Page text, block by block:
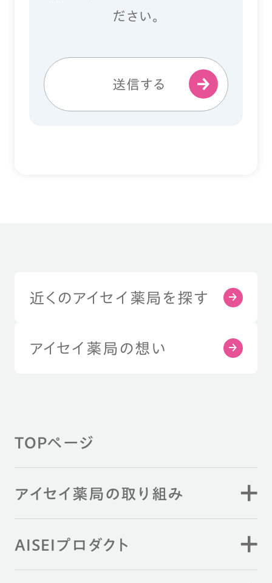
ださい。
送信する
近くのアイセイ薬局を探す
アイセイ薬局の想い
TOPページ
アイセイ薬局の取り組み
AISEIプロダクト